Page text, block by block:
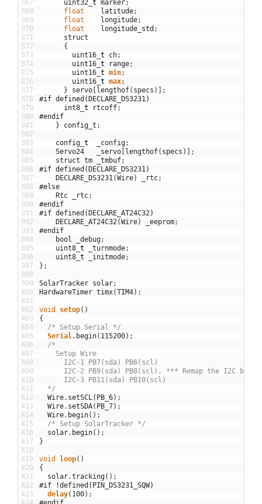
367
368
369
370
371
372
373
374
375
376
377
378
379
380
381
382
383
384
385
386
387
388
389
390
391
392
393
394
395
396
397
398
399
400
401
402
403
404
405
406
407
408
409
410
411
412
413
414
415
416
417
418
419
420
421
422
423
uint32 t marker;
float
latitude;
float
longitude;
float
longitude_std ;
struct
{
uint16 t ch;
uint16 t range;
uint16 t min;
uint16 t max;
}
servo lengthof( specs )
;
#if defined(DECLARE_DS3231)
int8 t rtcoff;
#endif
}
config_t ;
config t _config;
Servo24
_servo lengthof( specs )
;
struct tm _tmbuf;
#if defined(DECLARE_DS3231)
DECLARE_DS3231(Wire) _rtc;
#else
Rtc
_rtc;
#endif
#if defined(DECLARE_AT24C32)
DECLARE_AT24C32(Wire) _eeprom;
#endif
bool
_debug;
uint8 t _turnmode;
uint8 t _initmode;
} ;
SolarTracker solar;
HardwareTimer timx(TIM4) ;
void setup( )
{
/* Setup Serial */
Serial. begin( 115200) ;
/*
Setup Wire
I2C-1 PB7(sda) PB6(scl)
I2C-2 PB9(sda) PB8(scl), *** Remap the I2C
I2C-3 PB11(sda) PB10(scl)
*/
Wire. setSCL( PB_6) ;
Wire. setSDA( PB_7) ;
Wire. begin( ) ;
/* Setup SolarTracker */
solar. begin( ) ;
}
void loop( )
{
solar.tracking( ) ;
#if !defined(PIN_DS3231_SQW)
delay( 100) ;